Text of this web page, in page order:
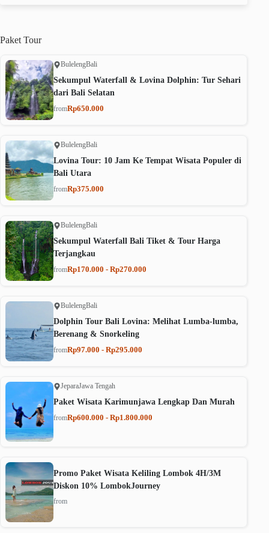
Paket Tour
BulelengBali
Sekumpul Waterfall & Lovina Dolphin: Tur Sehari
dari Bali Selatan
fromRp650.000
BulelengBali
Lovina Tour: 10 Jam Ke Tempat Wisata Populer di
Bali Utara
fromRp375.000
BulelengBali
Sekumpul Waterfall Bali Tiket & Tour Harga
Terjangkau
fromRp170.000 - Rp270.000
BulelengBali
Dolphin Tour Bali Lovina: Melihat Lumba-lumba,
Berenang & Snorkeling
fromRp97.000 - Rp295.000
JeparaJawa Tengah
Paket Wisata Karimunjawa Lengkap Dan Murah
fromRp600.000 - Rp1.800.000
Promo Paket Wisata Keliling Lombok 4H/3M
Diskon 10% LombokJourney
from